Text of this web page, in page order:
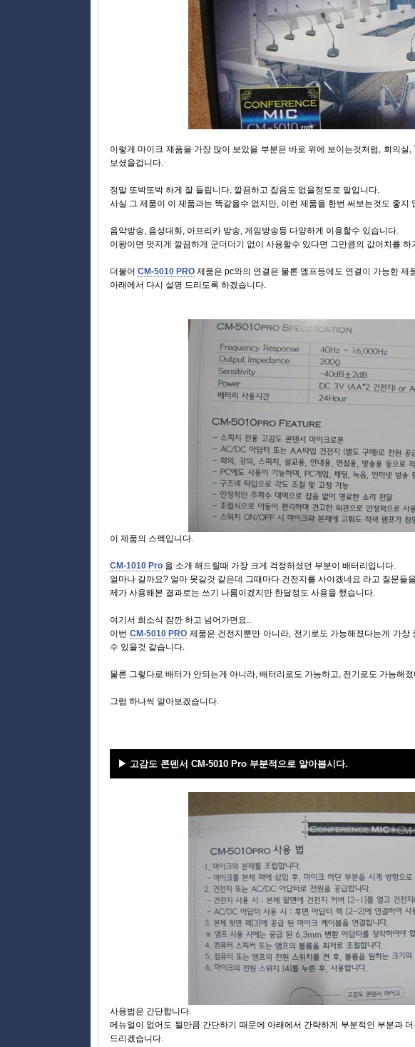
이렇게 마이크 제품을 가장 많이 보았을 부분은 바로 위에 보이는것처럼, 회의
보셨을겁니다.
정말 또박또박 하게 잘 들립니다. 깔끔하고 잡음도 없을정도로 말입니다.
사실 그 제품이 이 제품과는 똑같을수 없지만, 이런 제품을 한번 써보는것도 좋지
음악방송, 음성대화, 아프리카 방송, 게임방송등 다양하게 이용할수 있습니다.
이왕이면 멋지게 깔끔하게 군더더기 없이 사용할수 있다면 그만큼의 값어치를 하
더불어 CM-5010 PRO 제품은 pc와의 연결은 물론 엠프등에도 연결이 가능한 제
아래에서 다시 설명 드리도록 하겠습니다.
이 제품의 스펙입니다.
CM-1010 Pro 을 소개 해드릴때 가장 크게 걱정하셨던 부분이 배터리입니다.
얼마나 갈까요? 얼마 못갈것 같은데 그때마다 건전지를 사야겠네요 라고 질문들
제가 사용해본 결과로는 쓰기 나름이겠지만 한달정도 사용을 했습니다.
여기서 희소식 잠깐 하고 넘어가면요..
이번 CM-5010 PRO 제품은 건전지뿐만 아니라, 전기로도 가능해졌다는게 가
수 있을것 같습니다.
물론 그렇다로 배터가 안되는게 아니라, 배터리로도 가능하고, 전기로도 가능해
그럼 하나씩 알아보겠습니다.
▶ 고감도 콘덴서 CM-5010 Pro 부분적으로 알아봅시다.
사용법은 간단합니다.
메뉴얼이 없어도 될만큼 간단하기 때문에 아래에서 간략하게 부분적인 부분과 더
드리겠습니다.